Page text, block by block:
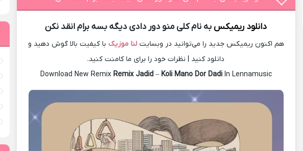
دانلود ریمیکس به نام کلی منو دور دادی دیگه بسه برام انقد نکن
هم اکنون ریمیکس جدید را می‌توانید در وبسایتلنا موزیک با کیفیت بالا گوش دهید و
دانلود کنید | نظرات خود را برای ما کامنت کنید.
Download New Remix Remix Jadid– Koli Mano Dor DadiIn Lennamusic